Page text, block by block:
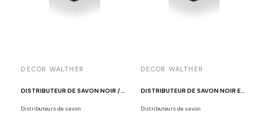
DECOR WALTHER
DISTRIBUTEUR DE SAVON NOIR / CHROME ET ECO-CUIR NOIR BROWNIE SSP
Distributeurs de savon
DECOR WALTHER
DISTRIBUTEUR DE SAVON NOIR ET ECO-CUIR NOIR BROWNIE SSP
Distributeurs de savon